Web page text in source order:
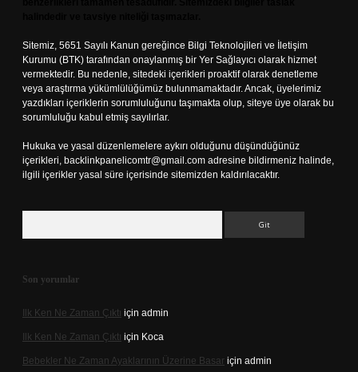
Sitemiz, 5651 Sayılı Kanun gereğince Bilgi Teknolojileri ve İletişim
Kurumu (BTK) tarafından onaylanmış bir Yer Sağlayıcı olarak hizmet
vermektedir. Bu nedenle, sitedeki içerikleri proaktif olarak denetleme
veya araştırma yükümlülüğümüz bulunmamaktadır. Ancak, üyelerimiz
yazdıkları içeriklerin sorumluluğunu taşımakta olup, siteye üye olarak bu
sorumluluğu kabul etmiş sayılırlar.
Hukuka ve yasal düzenlemelere aykırı olduğunu düşündüğünüz
içerikleri, backlinkpanelicomtr@gmail.com adresine bildirmeniz halinde,
ilgili içerikler yasal süre içerisinde sitemizden kaldırılacaktır.
Son yorumlar
Ilk Ken Ne Zaman Çıktı için admin
Ilk Ken Ne Zaman Çıktı için Koca
Bebekler Ne Zaman Ayaklarının Üzerine Basar için admin